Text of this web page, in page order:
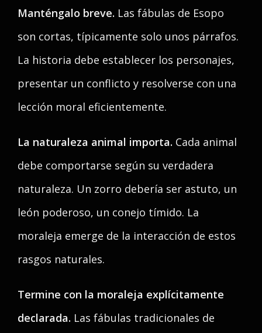
Manténgalo breve. Las fábulas de Esopo
son cortas, típicamente solo unos párrafos.
La historia debe establecer los personajes,
presentar un conflicto y resolverse con una
lección moral eficientemente.
La naturaleza animal importa. Cada animal
debe comportarse según su verdadera
naturaleza. Un zorro debería ser astuto, un
león poderoso, un conejo tímido. La
moraleja emerge de la interacción de estos
rasgos naturales.
Termine con la moraleja explícitamente
declarada. Las fábulas tradicionales de